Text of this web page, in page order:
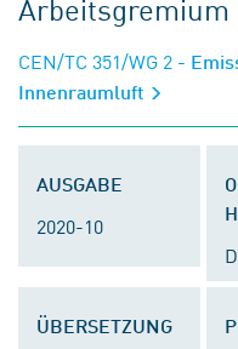
Arbeitsgremium
CEN/TC 351/WG 2 -
Innenraumluft
AUSGABE
2020-10
ÜBERSETZUNG